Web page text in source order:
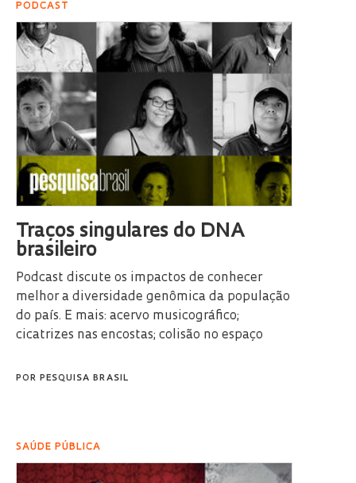
PODCAST
Traços singulares do DNA
brasileiro
Podcast discute os impactos de conhecer
melhor a diversidade genômica da população
do país. E mais: acervo musicográfico;
cicatrizes nas encostas; colisão no espaço
POR PESQUISA BRASIL
SAÚDE PÚBLICA